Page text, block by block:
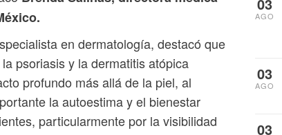
en dermatología, destacó que
psoriasis y la dermatitis atópica
profundo más allá de la piel, al
la autoestima y el bienestar
particularmente por la visibilidad
AGO
03
AGO
03